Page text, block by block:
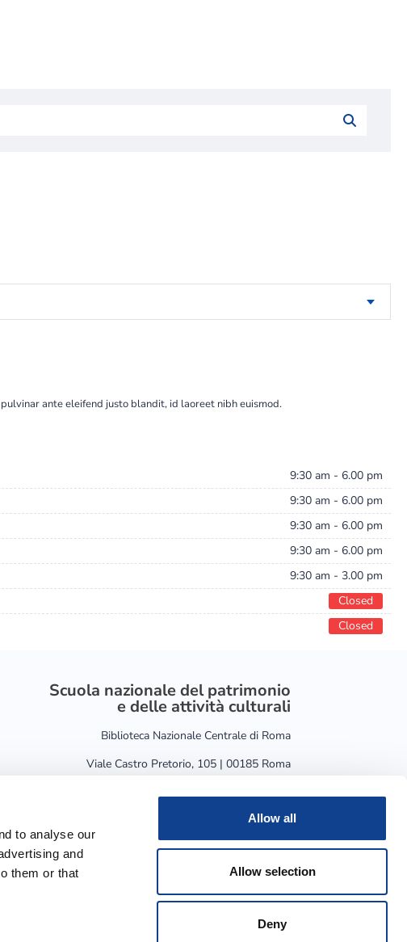
to analyse our
and
them or that
Allow all
Allow selection
Deny
ante eleifend justo blandit, id laoreet nibh euismod.
9:30 am - 6.00 pm
9:30 am - 6.00 pm
9:30 am - 6.00 pm
9:30 am - 6.00 pm
9:30 am - 3.00 pm
Closed
Closed
Scuola nazionale del patrimonio
e delle attività culturali
Biblioteca Nazionale Centrale di Roma
Viale Castro Pretorio, 105 | 00185 Roma